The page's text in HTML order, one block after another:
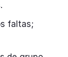
faltas;